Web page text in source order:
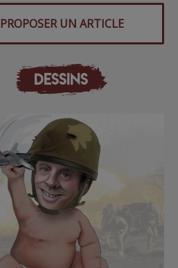
PROPOSER UN ARTICLE
DESSINS